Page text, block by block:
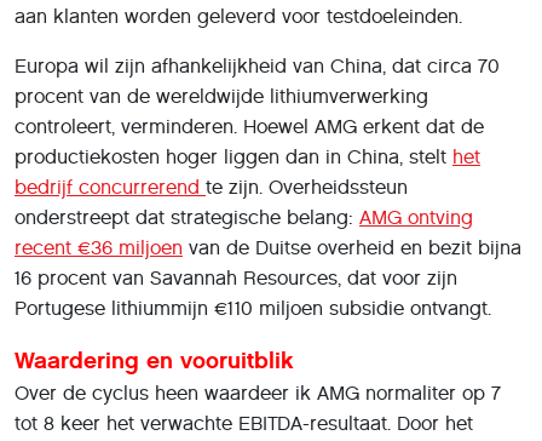
aan klanten worden geleverd voor testdoeleinden.
Europa wil zijn afhankelijkheid van China, dat circa 70
procent van de wereldwijde lithiumverwerking
controleert, verminderen. Hoewel AMG erkent dat de
productiekosten hoger liggen dan in China, stelt het
bedrijf concurrerend te zijn. Overheidssteun
onderstreept dat strategische belang: AMG ontving
recent €36 miljoen van de Duitse overheid en bezit bijna
16 procent van Savannah Resources, dat voor zijn
Portugese lithiummijn €110 miljoen subsidie ontvangt.
Waardering en vooruitblik
Over de cyclus heen waardeer ik AMG normaliter op 7
tot 8 keer het verwachte EBITDA-resultaat. Door het